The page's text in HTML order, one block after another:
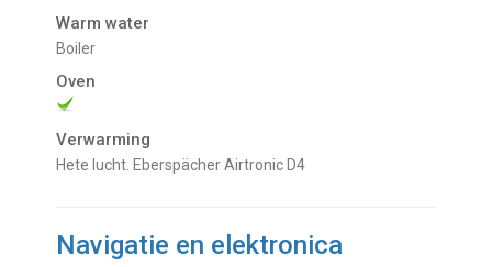
Warm water
Boiler
Oven
Verwarming
hete lucht. Eberspächer Airtronic D4
Navigatie en elektronica